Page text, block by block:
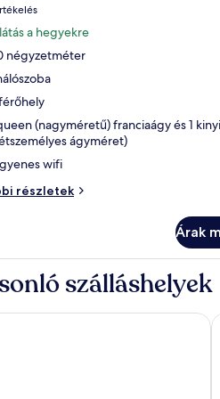
10,0
a hegyekre
négyzetméter
(nagyméretű) franciaágy és 1
ágyméret)
wifi
részletek
Árak
szálláshelyek
Spa